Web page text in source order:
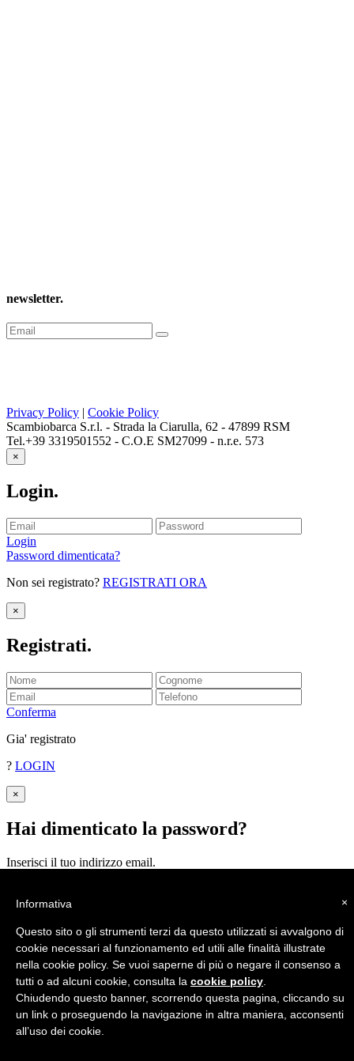
newsletter.
Privacy Policy | Cookie Policy
Scambiobarca S.r.l. - Strada la Ciarulla, 62 - 47899 RSM
Tel.+39 3319501552 - C.O.E SM27099 - n.r.e. 573
×
Login.
Login
Password dimenticata?
Non sei registrato? REGISTRATI ORA
×
Registrati.
Conferma
Gia' registrato
? LOGIN
×
Hai dimenticato la password?
Inserisci il tuo indirizzo email.
×
Informativa
Questo sito o gli strumenti terzi da questo utilizzati si avvalgono di
cookie necessari al funzionamento ed utili alle finalità illustrate
nella cookie policy. Se vuoi saperne di più o negare il consenso a
tutti o ad alcuni cookie, consulta la cookie policy
Chiudendo questo banner, scorrendo questa pagina, cliccando su
un link o proseguendo la navigazione in altra maniera, acconsenti
all’uso dei cookie.